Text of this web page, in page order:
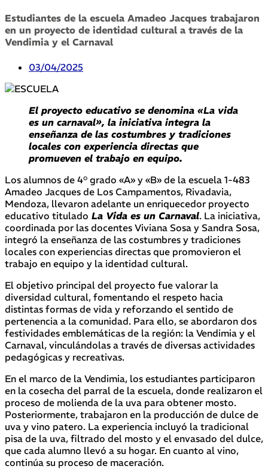
Estudiantes de la escuela Amadeo Jacques trabajaron
en un proyecto de identidad cultural a través de la
Vendimia y el Carnaval
03/04/2025
El proyecto educativo se denomina «La vida
es un carnaval», la iniciativa integra la
enseñanza de las costumbres y tradiciones
locales con experiencia directas que
promueven el trabajo en equipo.
Los alumnos de 4° grado «A» y «B» de la escuela 1-483
Amadeo Jacques de Los Campamentos, Rivadavia,
Mendoza, llevaron adelante un enriquecedor proyecto
educativo titulado La Vida es un Carnaval. La iniciativa,
coordinada por las docentes Viviana Sosa y Sandra Sosa,
integró la enseñanza de las costumbres y tradiciones
locales con experiencias directas que promovieron el
trabajo en equipo y la identidad cultural.
El objetivo principal del proyecto fue valorar la
diversidad cultural, fomentando el respeto hacia
distintas formas de vida y reforzando el sentido de
pertenencia a la comunidad. Para ello, se abordaron dos
festividades emblemáticas de la región: la Vendimia y el
Carnaval, vinculándolas a través de diversas actividades
pedagógicas y recreativas.
En el marco de la Vendimia, los estudiantes participaron
en la cosecha del parral de la escuela, donde realizaron el
proceso de molienda de la uva para obtener mosto.
Posteriormente, trabajaron en la producción de dulce de
uva y vino patero. La experiencia incluyó la tradicional
pisa de la uva, filtrado del mosto y el envasado del dulce,
que cada alumno llevó a su hogar. En cuanto al vino,
continúa su proceso de maceración.